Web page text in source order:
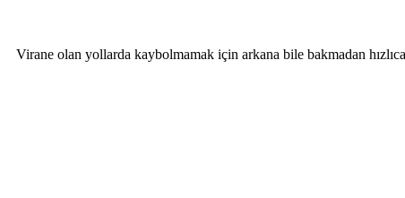
Virane olan yollarda kaybolmamak için arkana bile bakmadan